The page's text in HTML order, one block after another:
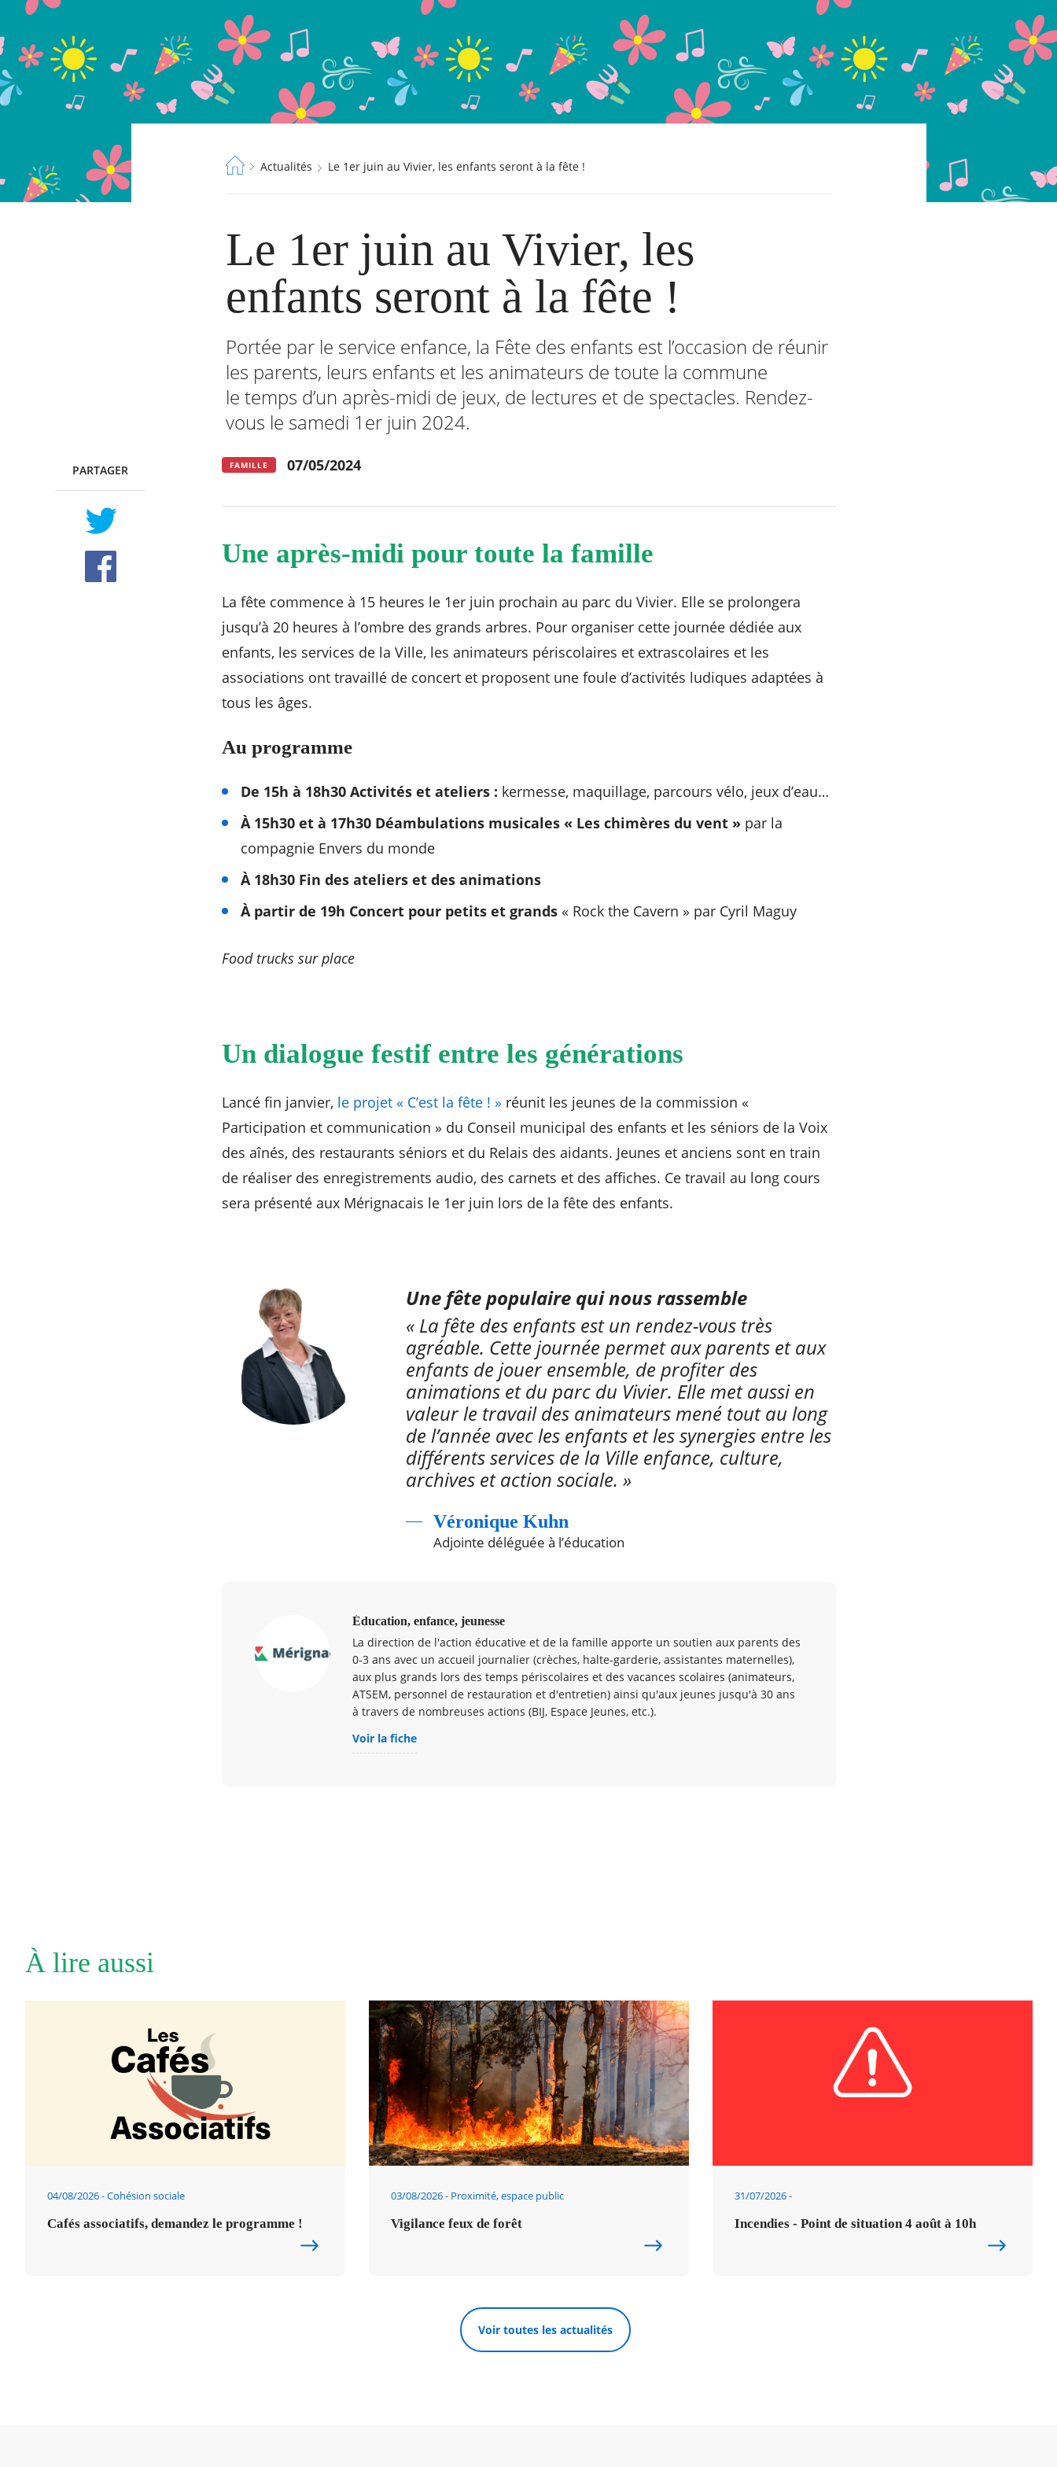
Fil
Actualités Le 1er juin au Vivier, les enfants seront à la fête !
Le 1er juin au Vivier, les
enfants seront à la fête !
Portée par le service enfance, la Fête des enfants est l’occasion de réunir
les parents, leurs enfants et les animateurs de toute la commune
le temps d’un après-midi de jeux, de lectures et de spectacles. Rendez-
vous le samedi 1er juin 2024.
PARTAGER
TWITTER
FACEBOOK
FAMILLE 07/05/2024
Une après-midi pour toute la famille
La fête commence à 15 heures le 1er juin prochain au parc du Vivier. Elle se prolongera
jusqu’à 20 heures à l’ombre des grands arbres. Pour organiser cette journée dédiée aux
enfants, les services de la Ville, les animateurs périscolaires et extrascolaires et les
associations ont travaillé de concert et proposent une foule d’activités ludiques adaptées à
tous les âges.
Au programme
De 15h à 18h30 Activités et ateliers : kermesse, maquillage, parcours vélo, jeux d’eau…
À 15h30 et à 17h30 Déambulations musicales « Les chimères du vent » par la
compagnie Envers du monde
À 18h30 Fin des ateliers et des animations
À partir de 19h Concert pour petits et grands « Rock the Cavern » par Cyril Maguy
Food trucks sur place
Un dialogue festif entre les générations
Lancé fin janvier, le projet « C’est la fête ! »réunit les jeunes de la commission «
Participation et communication » du Conseil municipal des enfants et les séniors de la Voix
des aînés, des restaurants séniors et du Relais des aidants. Jeunes et anciens sont en train
de réaliser des enregistrements audio, des carnets et des affiches. Ce travail au long cours
sera présenté aux Mérignacais le 1er juin lors de la fête des enfants.
Une fête populaire qui nous rassemble
« La fête des enfants est un rendez-vous très
agréable. Cette journée permet aux parents et aux
enfants de jouer ensemble, de profiter des
animations et du parc du Vivier. Elle met aussi en
valeur le travail des animateurs mené tout au long
de l’année avec les enfants et les synergies entre les
différents services de la Ville enfance, culture,
archives et action sociale. »
Véronique Kuhn
Adjointe déléguée à l’éducation
Éducation, enfance, jeunesse
La direction de l'action éducative et de la famille apporte un soutien aux parents des
0-3 ans avec un accueil journalier (crèches, halte-garderie, assistantes maternelles),
aux plus grands lors des temps périscolaires et des vacances scolaires (animateurs,
ATSEM, personnel de restauration et d'entretien) ainsi qu'aux jeunes jusqu'à 30 ans
à travers de nombreuses actions (BIJ, Espace Jeunes, etc.).
Voir la fiche
À lire aussi
04/08/2026 Cohésion sociale
Cafés associatifs, demandez le programme !
03/08/2026 Proximité, espace public
Vigilance feux de forêt
31/07/2026
Incendies - Point de situation 4 août à 10h
Voir toutes les actualités